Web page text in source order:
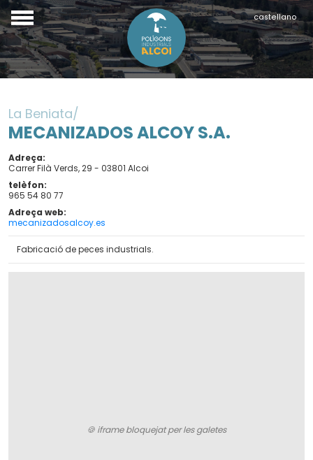
castellano
La Beniata
MECANIZADOS ALCOY S.A.
Adreça
Carrer Filà Verds, 29 - 03801 Alcoi
telèfon
965 54 80 77
Adreça web
mecanizadosalcoy.es
Fabricació de peces industrials.